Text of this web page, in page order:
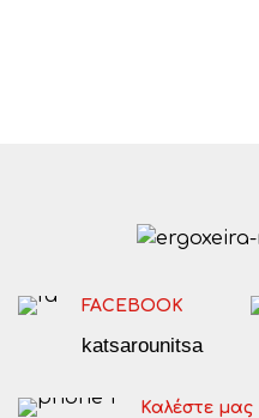
FACEBOOK
katsarounitsa
Καλέστε μας